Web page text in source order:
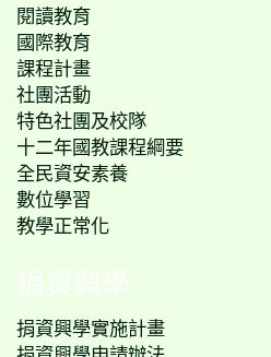
閱讀教育
國際教育
課程計畫
社團活動
特色社團及校隊
十二年國教課程綱要
全民資安素養
數位學習
教學正常化
捐資興學
捐資興學實施計畫